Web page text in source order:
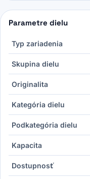
Parametre dielu
Typ zariadenia
Skupina dielu
Originalita
Kategória dielu
Podkategória dielu
Kapacita
Dostupnosť